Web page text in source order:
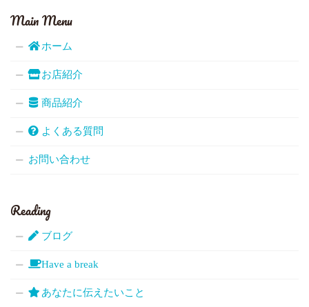
Main Menu
ホーム
お店紹介
商品紹介
よくある質問
お問い合わせ
Reading
ブログ
Have a break
あなたに伝えたいこと